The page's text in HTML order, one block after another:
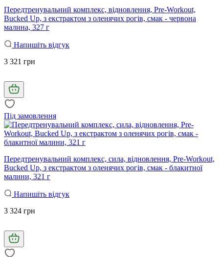
Передтренувальний комплекс, відновлення, Pre-Workout,
Bucked Up, з екстрактом з оленячих рогів, смак - червона
малина, 327 г
Напишіть відгук
3 321 грн
Під замовлення
Передтренувальний комплекс, сила, відновлення, Pre-Workout,
Bucked Up, з екстрактом з оленячих рогів, смак - блакитної
малини, 321 г
Напишіть відгук
3 324 грн